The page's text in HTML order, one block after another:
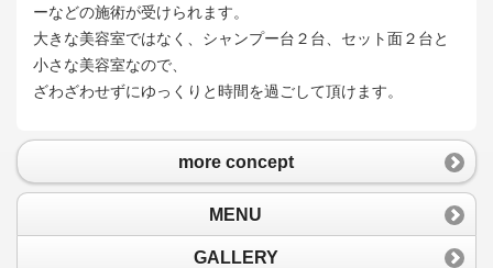
ーなどの施術が受けられます。
大きな美容室ではなく、シャンプー台２台、セット面２台と
小さな美容室なので、
ざわざわせずにゆっくりと時間を過ごして頂けます。
more concept
MENU
GALLERY